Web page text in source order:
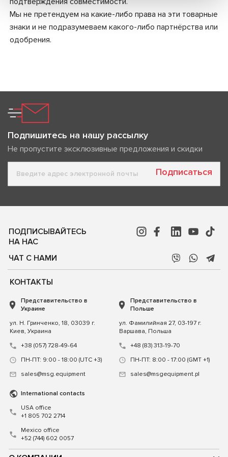
Мы не претендуем на какие-либо права на эти товарные
знаки и не подразумеваем какого-либо партнёрства или
одобрения.
Подпишитесь на нашу рассылку
Не пропустите эксклюзивные предложения и скидки
Подписаться
ПОДПИСЫВАЙТЕСЬ
НА НАС
ЧАТ С НАМИ
КОНТАКТЫ
Представительство в
Украине
ул. Н. Гринченко, 18, 03039 г.
Киев, Украина
+38 (057) 728-49-64
ПН-ПТ: 9:00 - 18:00 (UTC +3)
sales@msg.equipment
Представительство в
Польше
ул. Фамилийная 27, 03-197 г.
Варшава, Польша
+48 (83) 313-19-70
ПН-ПТ: 8:00 - 17:00 (GMT +1)
sales@msgequipment.pl
International contacts
USA office
+1 805 702 2714
Mexico office
+52 (744) 602 0057